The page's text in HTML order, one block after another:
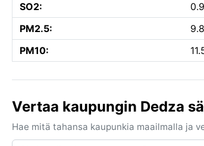
SO2:
PM2.5:
PM10:
Vertaa kaupungin Dedza
Hae mitä tahansa kaupunkia maailmalla ja